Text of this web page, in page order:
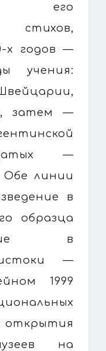
его
стихов,
х годов —
учения:
затем —
—
линии
в
образца
в
истоки —
1999
открытия
на